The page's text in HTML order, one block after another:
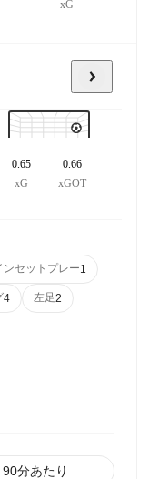
xG
0.65
xG
0.66
xGOT
ンセットプレー1
4 左足2
90分あたり